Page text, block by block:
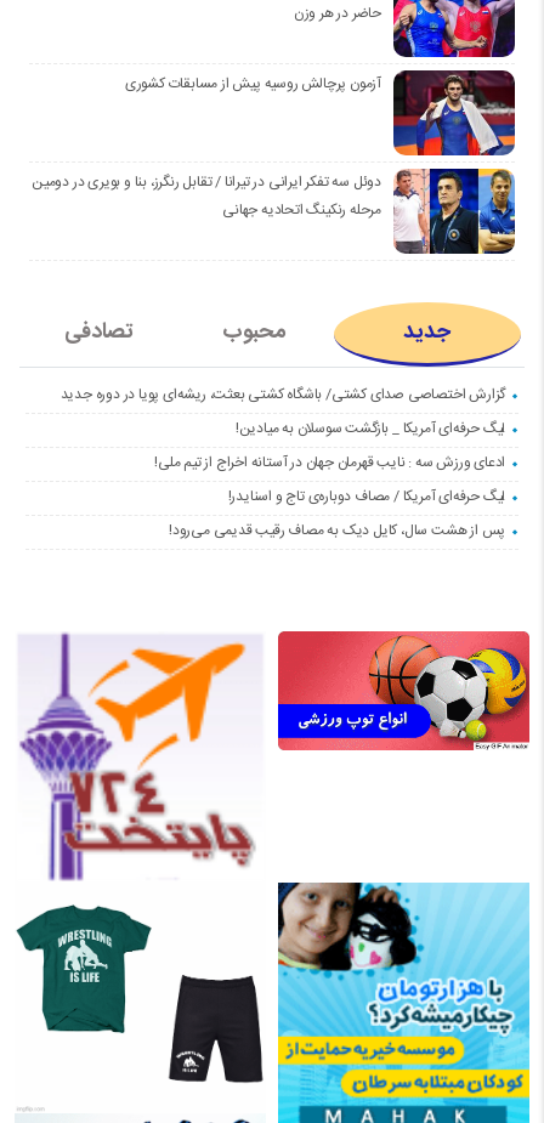
حاضر در هر وزن
آزمون پرچالش روسیه پیش از مسابقات کشوری
دوئل سه تفکر ایرانی در تیرانا / تقابل رنگرز، بنا و بویری در دومین
مرحله رنکینگ اتحادیه جهانی
جدید محبوب تصادفی
گزارش اختصاصی صدای کشتی/ باشگاه کشتی بعثت، ریشه‌ای پویا در دوره جدید
لیگ حرفه‌ای آمریکا _ بازگشت سوسلان به میادین!
ادعای ورزش سه : نایب قهرمان جهان در آستانه اخراج از تیم ملی!
لیگ حرفه‌ای آمریکا / مصاف دوباره‌ی تاج و اسنایدر!
پس از هشت سال، کایل دیک به مصاف رقیب قدیمی می‌رود!